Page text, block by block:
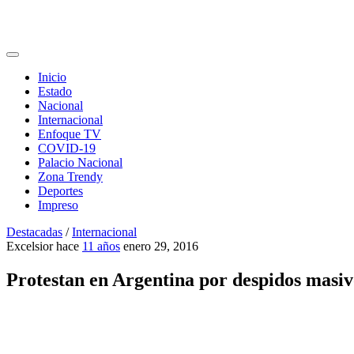
Inicio
Estado
Nacional
Internacional
Enfoque TV
COVID-19
Palacio Nacional
Zona Trendy
Deportes
Impreso
Destacadas /Internacional
Excelsior hace 11 años enero 29, 2016
Protestan en Argentina por despidos